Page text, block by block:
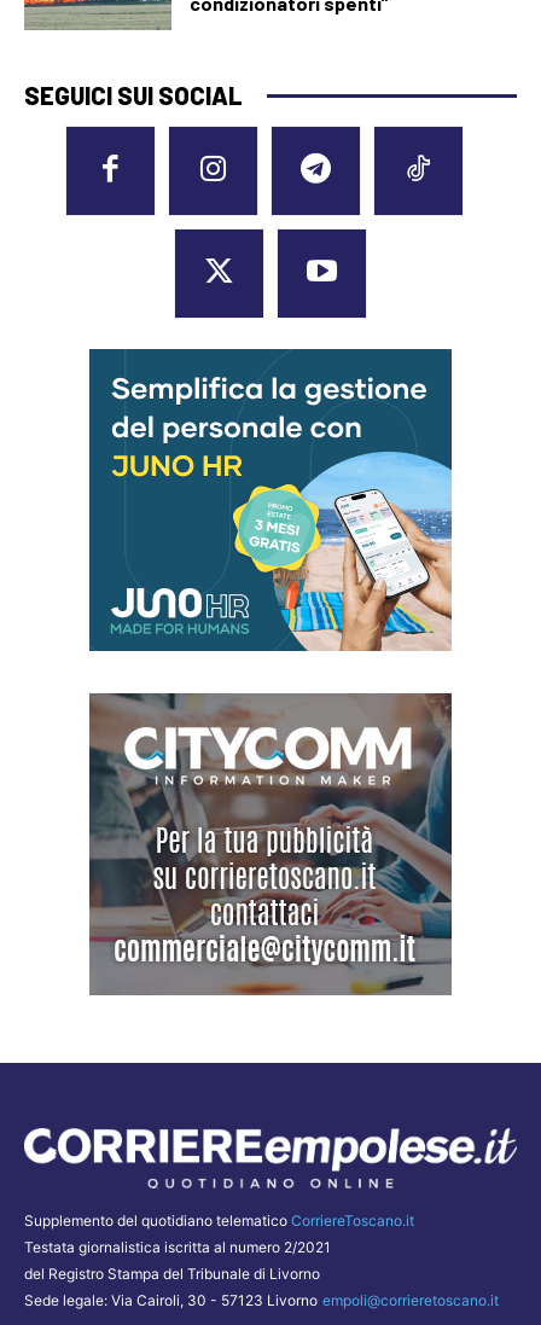
SEGUICI SUI SOCIAL
Supplemento del quotidiano telematico CorriereToscano.it
Testata giornalistica iscritta al numero 2/2021
del Registro Stampa del Tribunale di Livorno
Sede legale: Via Cairoli, 30 - 57123 Livorno empoli@corrieretoscano.it